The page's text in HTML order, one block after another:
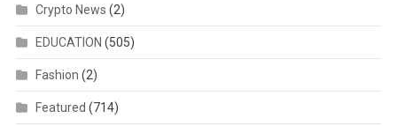
Crypto News (2)
EDUCATION (505)
Fashion (2)
Featured (714)